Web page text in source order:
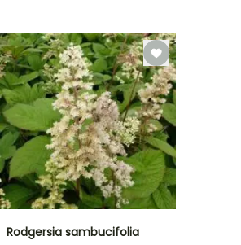
Rodgersia sambucifolia